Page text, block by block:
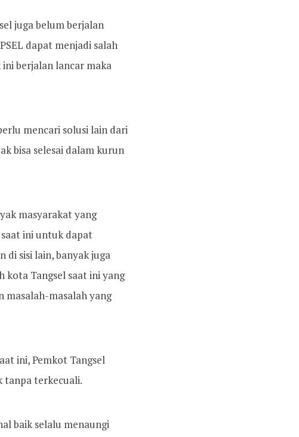
juga belum berjalan
dapat menjadi salah
berjalan lancar maka
mencari solusi lain dari
bisa selesai dalam kurun
masyarakat yang
ini untuk dapat
di sisi lain, banyak juga
kota Tangsel saat ini yang
masalah-masalah yang
ini, Pemkot Tangsel
tanpa terkecuali.
baik selalu menaungi